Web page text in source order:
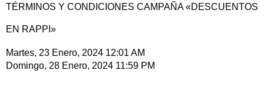
TÉRMINOS Y CONDICIONES CAMPAÑA «DESCUENTOS
EN RAPPI»
Martes, 23 Enero, 2024 12:01 AM
Domingo, 28 Enero, 2024 11:59 PM